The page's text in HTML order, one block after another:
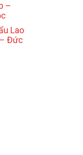
–
Lao
Đức